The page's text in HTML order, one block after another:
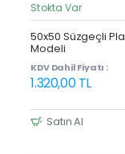
Stokta Var
50x50 Süzgeçli
Modeli
KDV Dahil Fiyatı :
1.320,00 TL
Satın Al